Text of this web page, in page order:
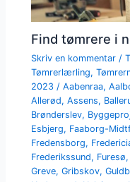
Find tømrere i
Skriv en kommentar /
Tømrerlærling,
2023 /Aabenraa,
Allerød,Assens,
Brønderslev,
Esbjerg, Faaborg-
Fredensborg,
Frederikssund, Furesø
Greve,Gribskov,